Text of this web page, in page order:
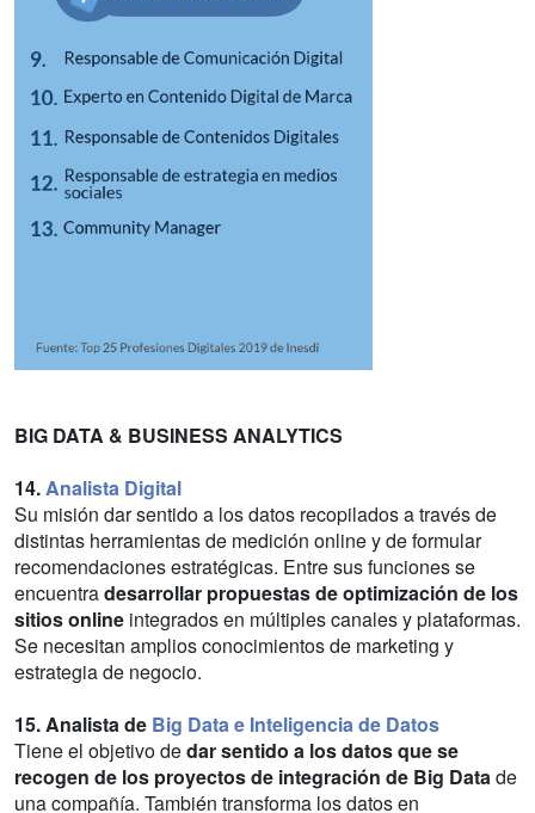
BIG DATA & BUSINESS ANALYTICS
14. Analista Digital
Su misión dar sentido a los datos recopilados a través de
distintas herramientas de medición online y de formular
recomendaciones estratégicas. Entre sus funciones se
encuentradesarrollar propuestas de optimización de los
sitios online integrados en múltiples canales y plataformas.
Se necesitan amplios conocimientos de marketing y
estrategia de negocio.
15. Analista de Big Data e Inteligencia de Datos
Tiene el objetivo dedar sentido a los datos que se
recogen de los proyectos de integración de Big Data de
una compañía. También transforma los datos en